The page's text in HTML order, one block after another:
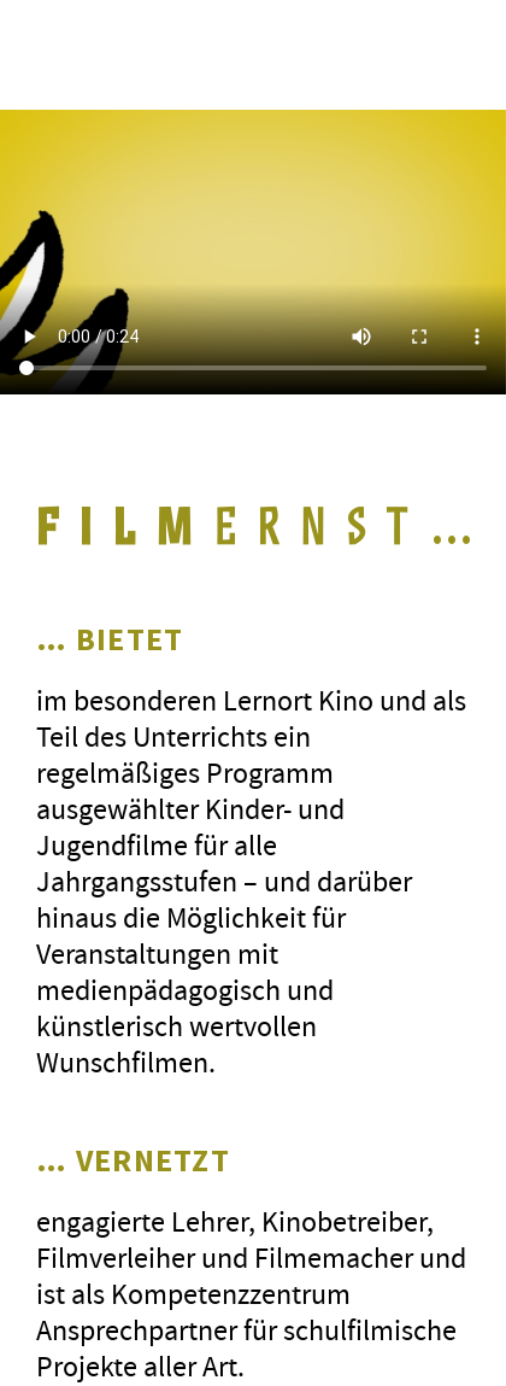
…
… BIETET
im besonderen Lernort Kino und als
Teil des Unterrichts ein
regelmäßiges Programm
ausgewählter Kinder- und
Jugendfilme für alle
Jahrgangsstufen – und darüber
hinaus die Möglichkeit für
Veranstaltungen mit
medienpädagogisch und
künstlerisch wertvollen
Wunschfilmen.
… VERNETZT
engagierte Lehrer, Kinobetreiber,
Filmverleiher und Filmemacher und
ist als Kompetenzzentrum
Ansprechpartner für schulfilmische
Projekte aller Art.